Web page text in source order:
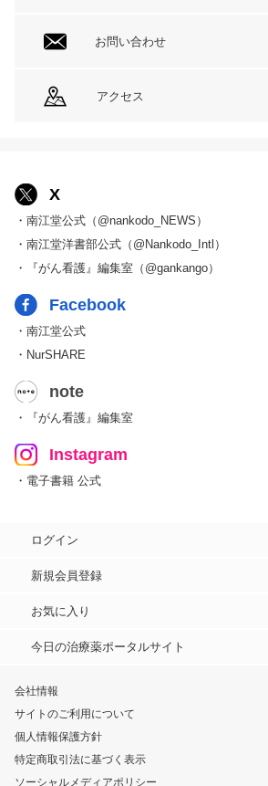
お問い合わせ
アクセス
X
・南江堂公式（@nankodo_NEWS）
・南江堂洋書部公式（@Nankodo_Intl）
・『がん看護』編集室（@gankango）
Facebook
・南江堂公式
・NurSHARE
note
・『がん看護』編集室
Instagram
・電子書籍 公式
ログイン
新規会員登録
お気に入り
今日の治療薬ポータルサイト
会社情報
サイトのご利用について
個人情報保護方針
特定商取引法に基づく表示
ソーシャルメディアポリシー